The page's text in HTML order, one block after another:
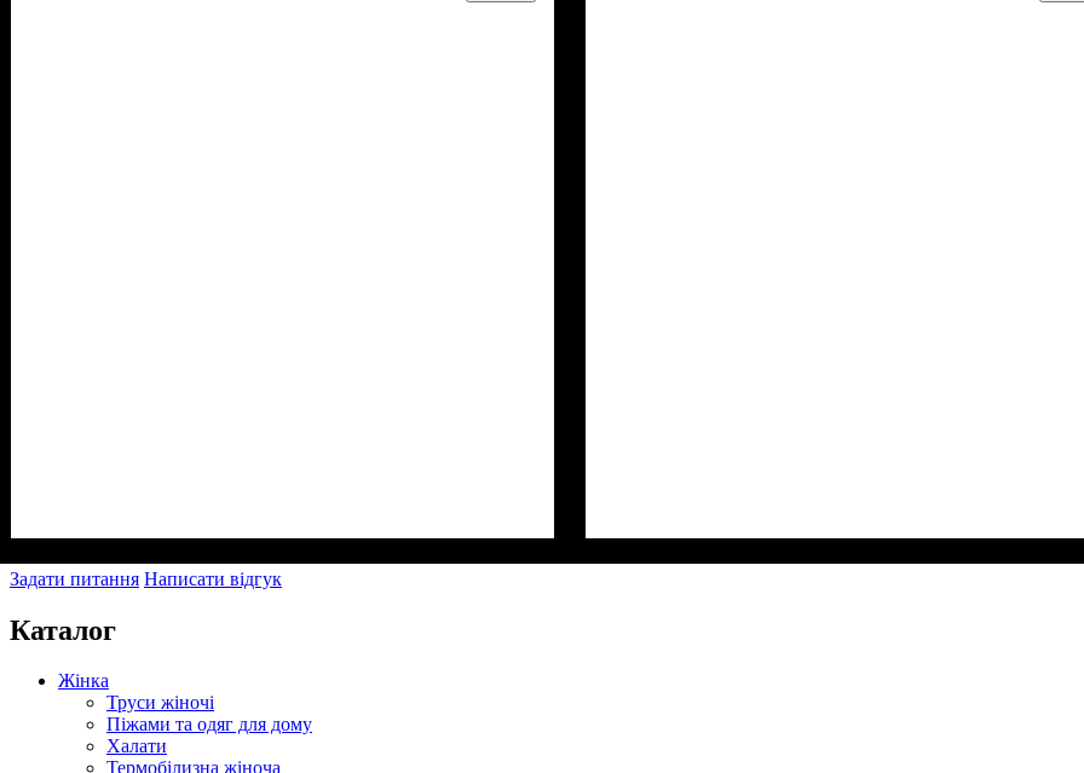
Задати питання Написати відгук
Каталог
Жінка
Труси жіночі
Піжами та одяг для дому
Халати
Термобілизна жіноча